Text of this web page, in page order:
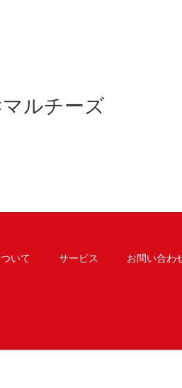
ルチーズ
いて サービス お問い合わ